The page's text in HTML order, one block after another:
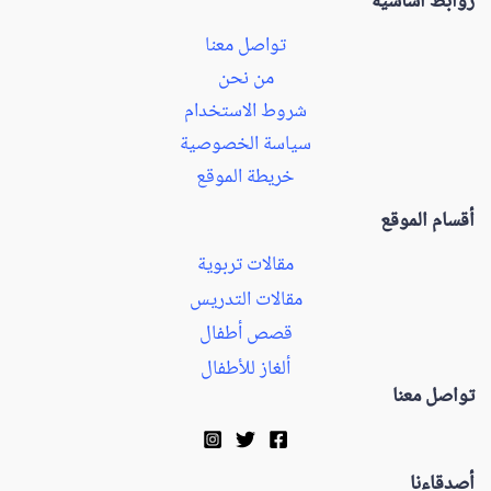
تواصل معنا
من نحن
شروط الاستخدام
سياسة الخصوصية
خريطة الموقع
أقسام الموقع
مقالات تربوية
مقالات التدريس
قصص أطفال
ألغاز للأطفال
تواصل معنا